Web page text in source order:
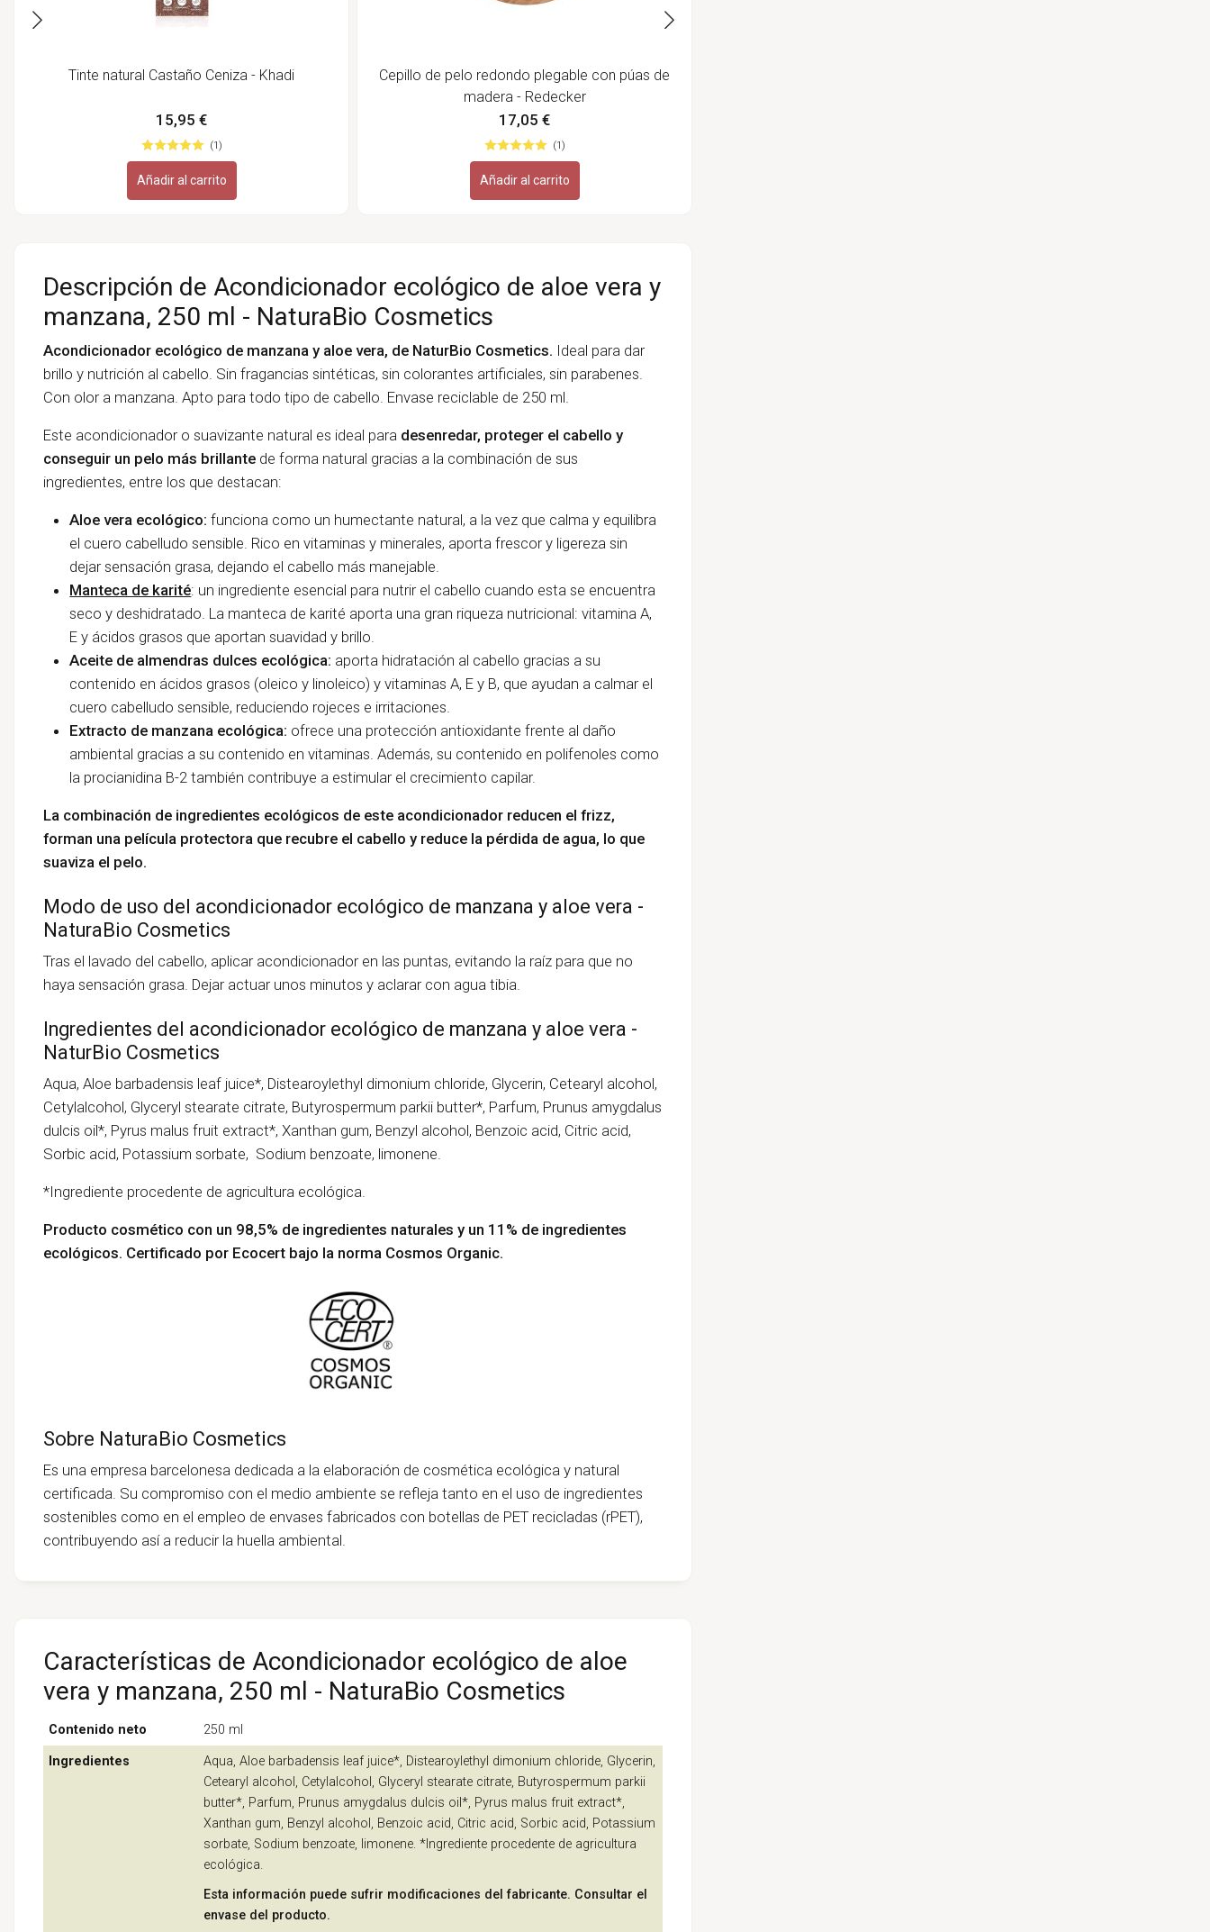
Tinte natural Castaño Ceniza - Khadi
15,95 €
(1)
Añadir al carrito
Cepillo de pelo redondo plegable con púas de
madera - Redecker
17,05 €
(1)
Añadir al carrito
Descripción de Acondicionador ecológico de aloe vera y
manzana, 250 ml - NaturaBio Cosmetics
Acondicionador ecológico de manzana y aloe vera, de NaturBio Cosmetics. Ideal para dar
brillo y nutrición al cabello. Sin fragancias sintéticas, sin colorantes artificiales, sin parabenes.
Con olor a manzana. Apto para todo tipo de cabello. Envase reciclable de 250 ml.
Este acondicionador o suavizante natural es ideal para desenredar, proteger el cabello y
conseguir un pelo más brillantede forma natural gracias a la combinación de sus
ingredientes, entre los que destacan:
Aloe vera ecológico:funciona como un humectante natural, a la vez que calma y equilibra
el cuero cabelludo sensible. Rico en vitaminas y minerales, aporta frescor y ligereza sin
dejar sensación grasa, dejando el cabello más manejable.
Manteca de karité: un ingrediente esencial para nutrir el cabello cuando esta se encuentra
seco y deshidratado. La manteca de karité aporta una gran riqueza nutricional: vitamina A,
E y ácidos grasos que aportan suavidad y brillo.
Aceite de almendras dulces ecológica: aporta hidratación al cabello gracias a su
contenido en ácidos grasos (oleico y linoleico) y vitaminas A, E y B, que ayudan a calmar el
cuero cabelludo sensible, reduciendo rojeces e irritaciones.
Extracto de manzana ecológica: ofrece una protección antioxidante frente al daño
ambiental gracias a su contenido en vitaminas. Además, su contenido en polifenoles como
la procianidina B-2 también contribuye a estimular el crecimiento capilar.
La combinación de ingredientes ecológicos de este acondicionador reducen el frizz,
forman una película protectora que recubre el cabello y reduce la pérdida de agua, lo que
suaviza el pelo.
Modo de uso del acondicionador ecológico de manzana y aloe vera -
NaturaBio Cosmetics
Tras el lavado del cabello, aplicar acondicionador en las puntas, evitando la raíz para que no
haya sensación grasa. Dejar actuar unos minutos y aclarar con agua tibia.
Ingredientes del acondicionador ecológico de manzana y aloe vera -
NaturBio Cosmetics
Aqua, Aloe barbadensis leaf juice*, Distearoylethyl dimonium chloride, Glycerin, Cetearyl alcohol,
Cetylalcohol, Glyceryl stearate citrate, Butyrospermum parkii butter*, Parfum, Prunus amygdalus
dulcis oil*, Pyrus malus fruit extract*, Xanthan gum, Benzyl alcohol, Benzoic acid, Citric acid,
Sorbic acid, Potassium sorbate, Sodium benzoate, limonene.
*Ingrediente procedente de agricultura ecológica.
Producto cosmético con un 98,5% de ingredientes naturales y un 11 % de ingredientes
ecológicos. Certificado por Ecocert bajo la norma Cosmos Organic.
Sobre NaturaBio Cosmetics
Es una empresa barcelonesa dedicada a la elaboración de cosmética ecológica y natural
certificada. Su compromiso con el medio ambiente se refleja tanto en el uso de ingredientes
sostenibles como en el empleo de envases fabricados con botellas de PET recicladas (rPET),
contribuyendo así a reducir la huella ambiental.
Características de Acondicionador ecológico de aloe
vera y manzana, 250 ml - NaturaBio Cosmetics
Contenido neto 250 ml
Ingredientes
Aqua, Aloe barbadensis leaf juice*, Distearoylethyl dimonium chloride, Glycerin,
Cetearyl alcohol, Cetylalcohol, Glyceryl stearate citrate, Butyrospermum parkii
butter*, Parfum, Prunus amygdalus dulcis oil*, Pyrus malus fruit extract*,
Xanthan gum, Benzyl alcohol, Benzoic acid, Citric acid, Sorbic acid, Potassium
sorbate, Sodium benzoate, limonene. *Ingrediente procedente de agricultura
ecológica.
Esta información puede sufrir modificaciones del fabricante. Consultar el
envase del producto.